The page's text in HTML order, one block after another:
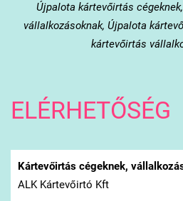
Újpalota kártevőirtás
vállalkozásoknak, Újpalota
kártevőirtás
ELÉRHETŐSÉG
Kártevőirtás cégeknek,
ALK Kártevőirtó Kft